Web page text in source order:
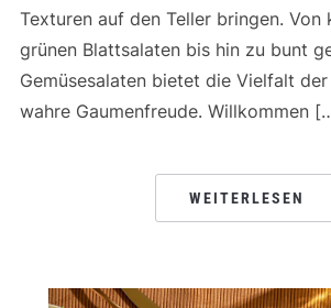
Texturen auf den Teller bringen. Von
grünen Blattsalaten bis hin zu bunt
Gemüsesalaten bietet die Vielfalt
wahre Gaumenfreude. Willkommen
WEITERLESEN